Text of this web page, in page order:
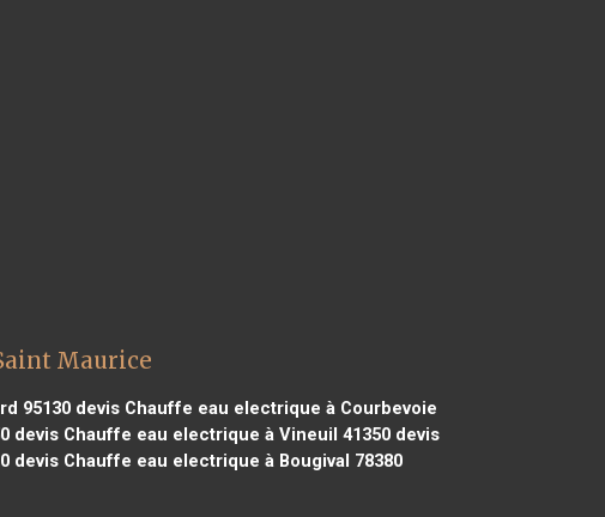
Maurice
95130devis Chauffe eau electrique à Courbevoie
devis Chauffe eau electrique à Vineuil 41350 devis
devis Chauffe eau electrique à Bougival 78380